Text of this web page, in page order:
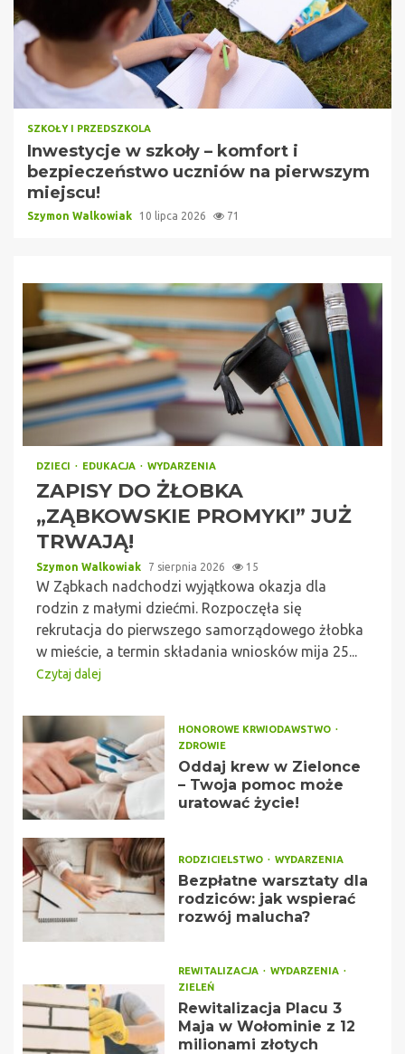
SZKOŁY I PRZEDSZKOLA
Inwestycje w szkoły – komfort i
bezpieczeństwo uczniów na pierwszym
miejscu!
Szymon Walkowiak 10 lipca 2026 71
DZIECI EDUKACJA WYDARZENIA
ZAPISY DO ŻŁOBKA
„ZĄBKOWSKIE PROMYKI” JUŻ
TRWAJĄ!
Szymon Walkowiak 7 sierpnia 2026 15
W Ząbkach nadchodzi wyjątkowa okazja dla
rodzin z małymi dziećmi. Rozpoczęła się
rekrutacja do pierwszego samorządowego żłobka
w mieście, a termin składania wniosków mija 25...
Czytaj dalej
HONOROWE KRWIODAWSTWO
ZDROWIE
Oddaj krew w Zielonce
– Twoja pomoc może
uratować życie!
RODZICIELSTWO WYDARZENIA
Bezpłatne warsztaty dla
rodziców: jak wspierać
rozwój malucha?
REWITALIZACJA
WYDARZENIA
ZIELEŃ
Rewitalizacja Placu 3
Maja w Wołominie z 12
milionami złotych